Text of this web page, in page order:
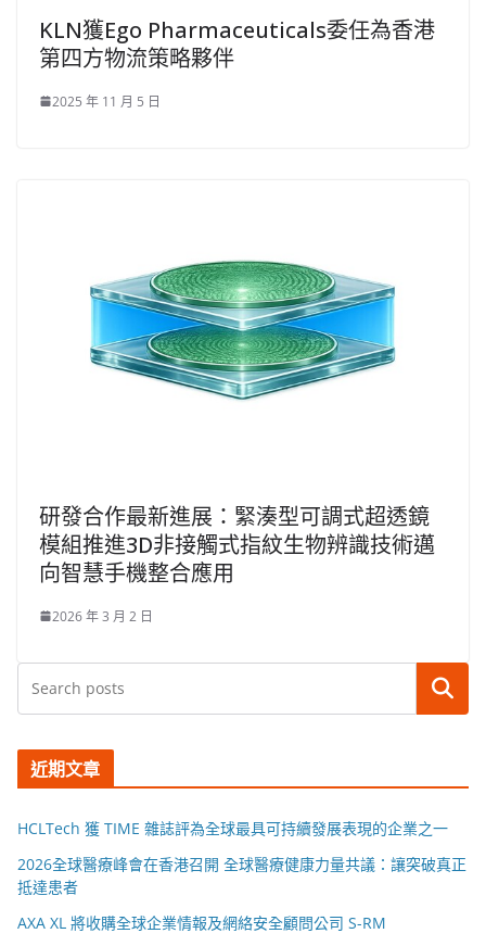
KLN獲Ego Pharmaceuticals委任為香港
第四方物流策略夥伴
2025 年 11 月 5 日
研發合作最新進展：緊湊型可調式超透鏡
模組推進3D非接觸式指紋生物辨識技術邁
向智慧手機整合應用
2026 年 3 月 2 日
搜尋
近期文章
HCLTech 獲 TIME 雜誌評為全球最具可持續發展表現的企業之一
2026全球醫療峰會在香港召開 全球醫療健康力量共議：讓突破真正
抵達患者
AXA XL 將收購全球企業情報及網絡安全顧問公司 S-RM